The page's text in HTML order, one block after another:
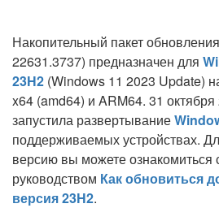
Накопительный пакет
22631.3737) предназначен для
23H2 (Windows 11 2023 Update)
x64 (amd64) и ARM64. 31
запустила развертывание
поддерживаемых устройствах.
версию вы можете ознакомиться
руководством Как обновиться
версия 23H2.